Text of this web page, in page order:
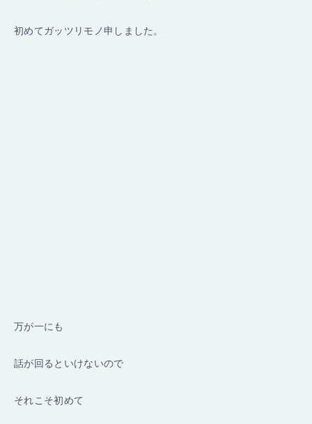
初めてガッツリモノ申しました。
万が一にも
話が回るといけないので
それこそ初めて